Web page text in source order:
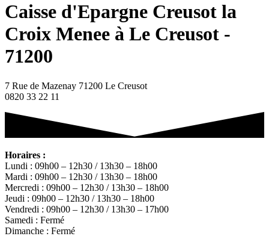
Caisse d'Epargne Creusot la
Croix Menee à Le Creusot -
71200
7 Rue de Mazenay 71200 Le Creusot
0820 33 22 11
Horaires :
Lundi : 09h00 – 12h30 / 13h30 – 18h00
Mardi : 09h00 – 12h30 / 13h30 – 18h00
Mercredi : 09h00 – 12h30 / 13h30 – 18h00
Jeudi : 09h00 – 12h30 / 13h30 – 18h00
Vendredi : 09h00 – 12h30 / 13h30 – 17h00
Samedi : Fermé
Dimanche : Fermé